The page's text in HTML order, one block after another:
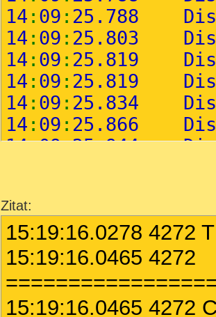
14 : 09 : 25.788
14 : 09 : 25.803
14 : 09 : 25.819 Disk
14 : 09 : 25.819 Disk
14 : 09 : 25.834
14 : 09 : 25.866
14:09:25.944
14:10:25.708
14:10:25.724
14:10:25.740 1
14:10:25.740 3
14:10:25.755 5
Zitat:
15:19:16.0278 4272
15:19:16.0465 4272
15:19:16.0465 4272